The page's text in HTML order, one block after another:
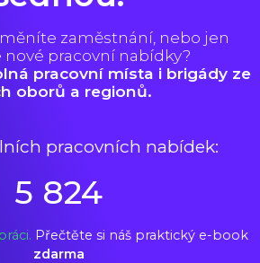
zaměstnání, nebo jen
pracovní nabídky?
pracovní místa i brigády ze
oborů a regionů.
pracovních nabídek:
5 824
Přečtěte si náš praktický e-book
zdarma